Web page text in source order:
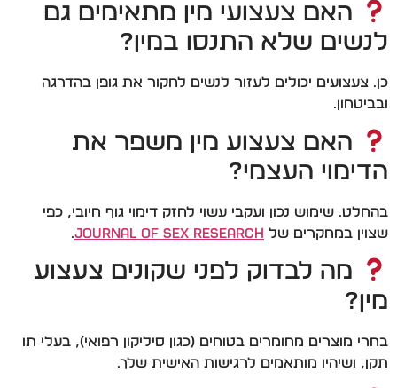
האם צעצועי מין מתאימים גם
לנשים שלא התנסו במין?
כן. צעצועים יכולים לעזור לנשים לחקור את גופן בהדרגה
ובביטחון.
האם צעצוע מין משפר את
הדימוי העצמי?
בהחלט. שימוש נכון ועקבי עשוי לחזק דימוי גוף חיובי, כפי
שצוין במחקרים של Journal of Sex Research
.
מה לבדוק לפני שקונים צעצוע
מין?
בחרי מוצרים מחומרים בטוחים (כגון סיליקון רפואי), בעלי תו
תקן, ושיהיו מותאמים לרגישות האישית שלך.